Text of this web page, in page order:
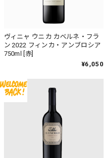
ヴィニャ ウニカ カベルネ・フラ
ン 2022 フィンカ・アンブロシア
750ml [赤]
¥6,050